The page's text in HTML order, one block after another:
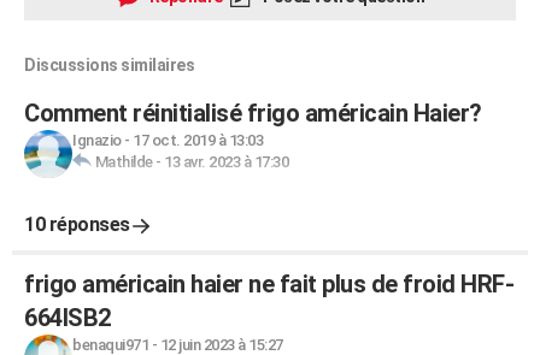
Discussions similaires
Comment réinitialisé frigo américain Haier?
Ignazio- 17 oct. 2019 à 13:03
Mathilde- 13 avr. 2023 à 17:30
10 réponses
frigo américain haier ne fait plus de froid HRF-
664ISB2
benaqui971 - 12 juin 2023 à 15:27